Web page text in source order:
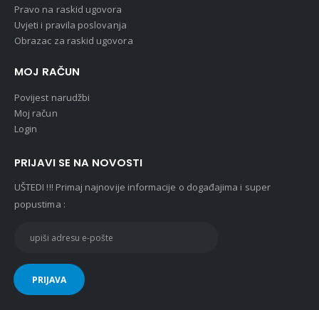
Pravo na raskid ugovora
Uvjeti i pravila poslovanja
Obrazac za raskid ugovora
MOJ RAČUN
Povijest narudžbi
Moj račun
Login
PRIJAVI SE NA NOVOSTI
UŠTEDI !!! Primaj najnovije informacije o događajima i super
popustima :